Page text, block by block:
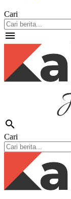
Cari
menu
search
Cari